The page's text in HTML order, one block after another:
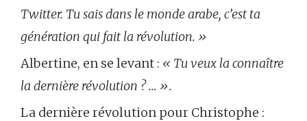
Twitter. Tu sais dans le monde arabe, c’est ta
génération qui fait la révolution. »
Albertine, en se levant : « Tu veux la connaître
la dernière révolution ? … ».
La dernière révolution pour Christophe :